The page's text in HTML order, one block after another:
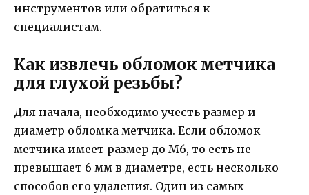
инструментов или обратиться к
специалистам.
Как извлечь обломок метчика
для глухой резьбы?
Для начала, необходимо учесть размер и
диаметр обломка метчика. Если обломок
метчика имеет размер до М6, то есть не
превышает 6 мм в диаметре, есть несколько
способов его удаления. Один из самых